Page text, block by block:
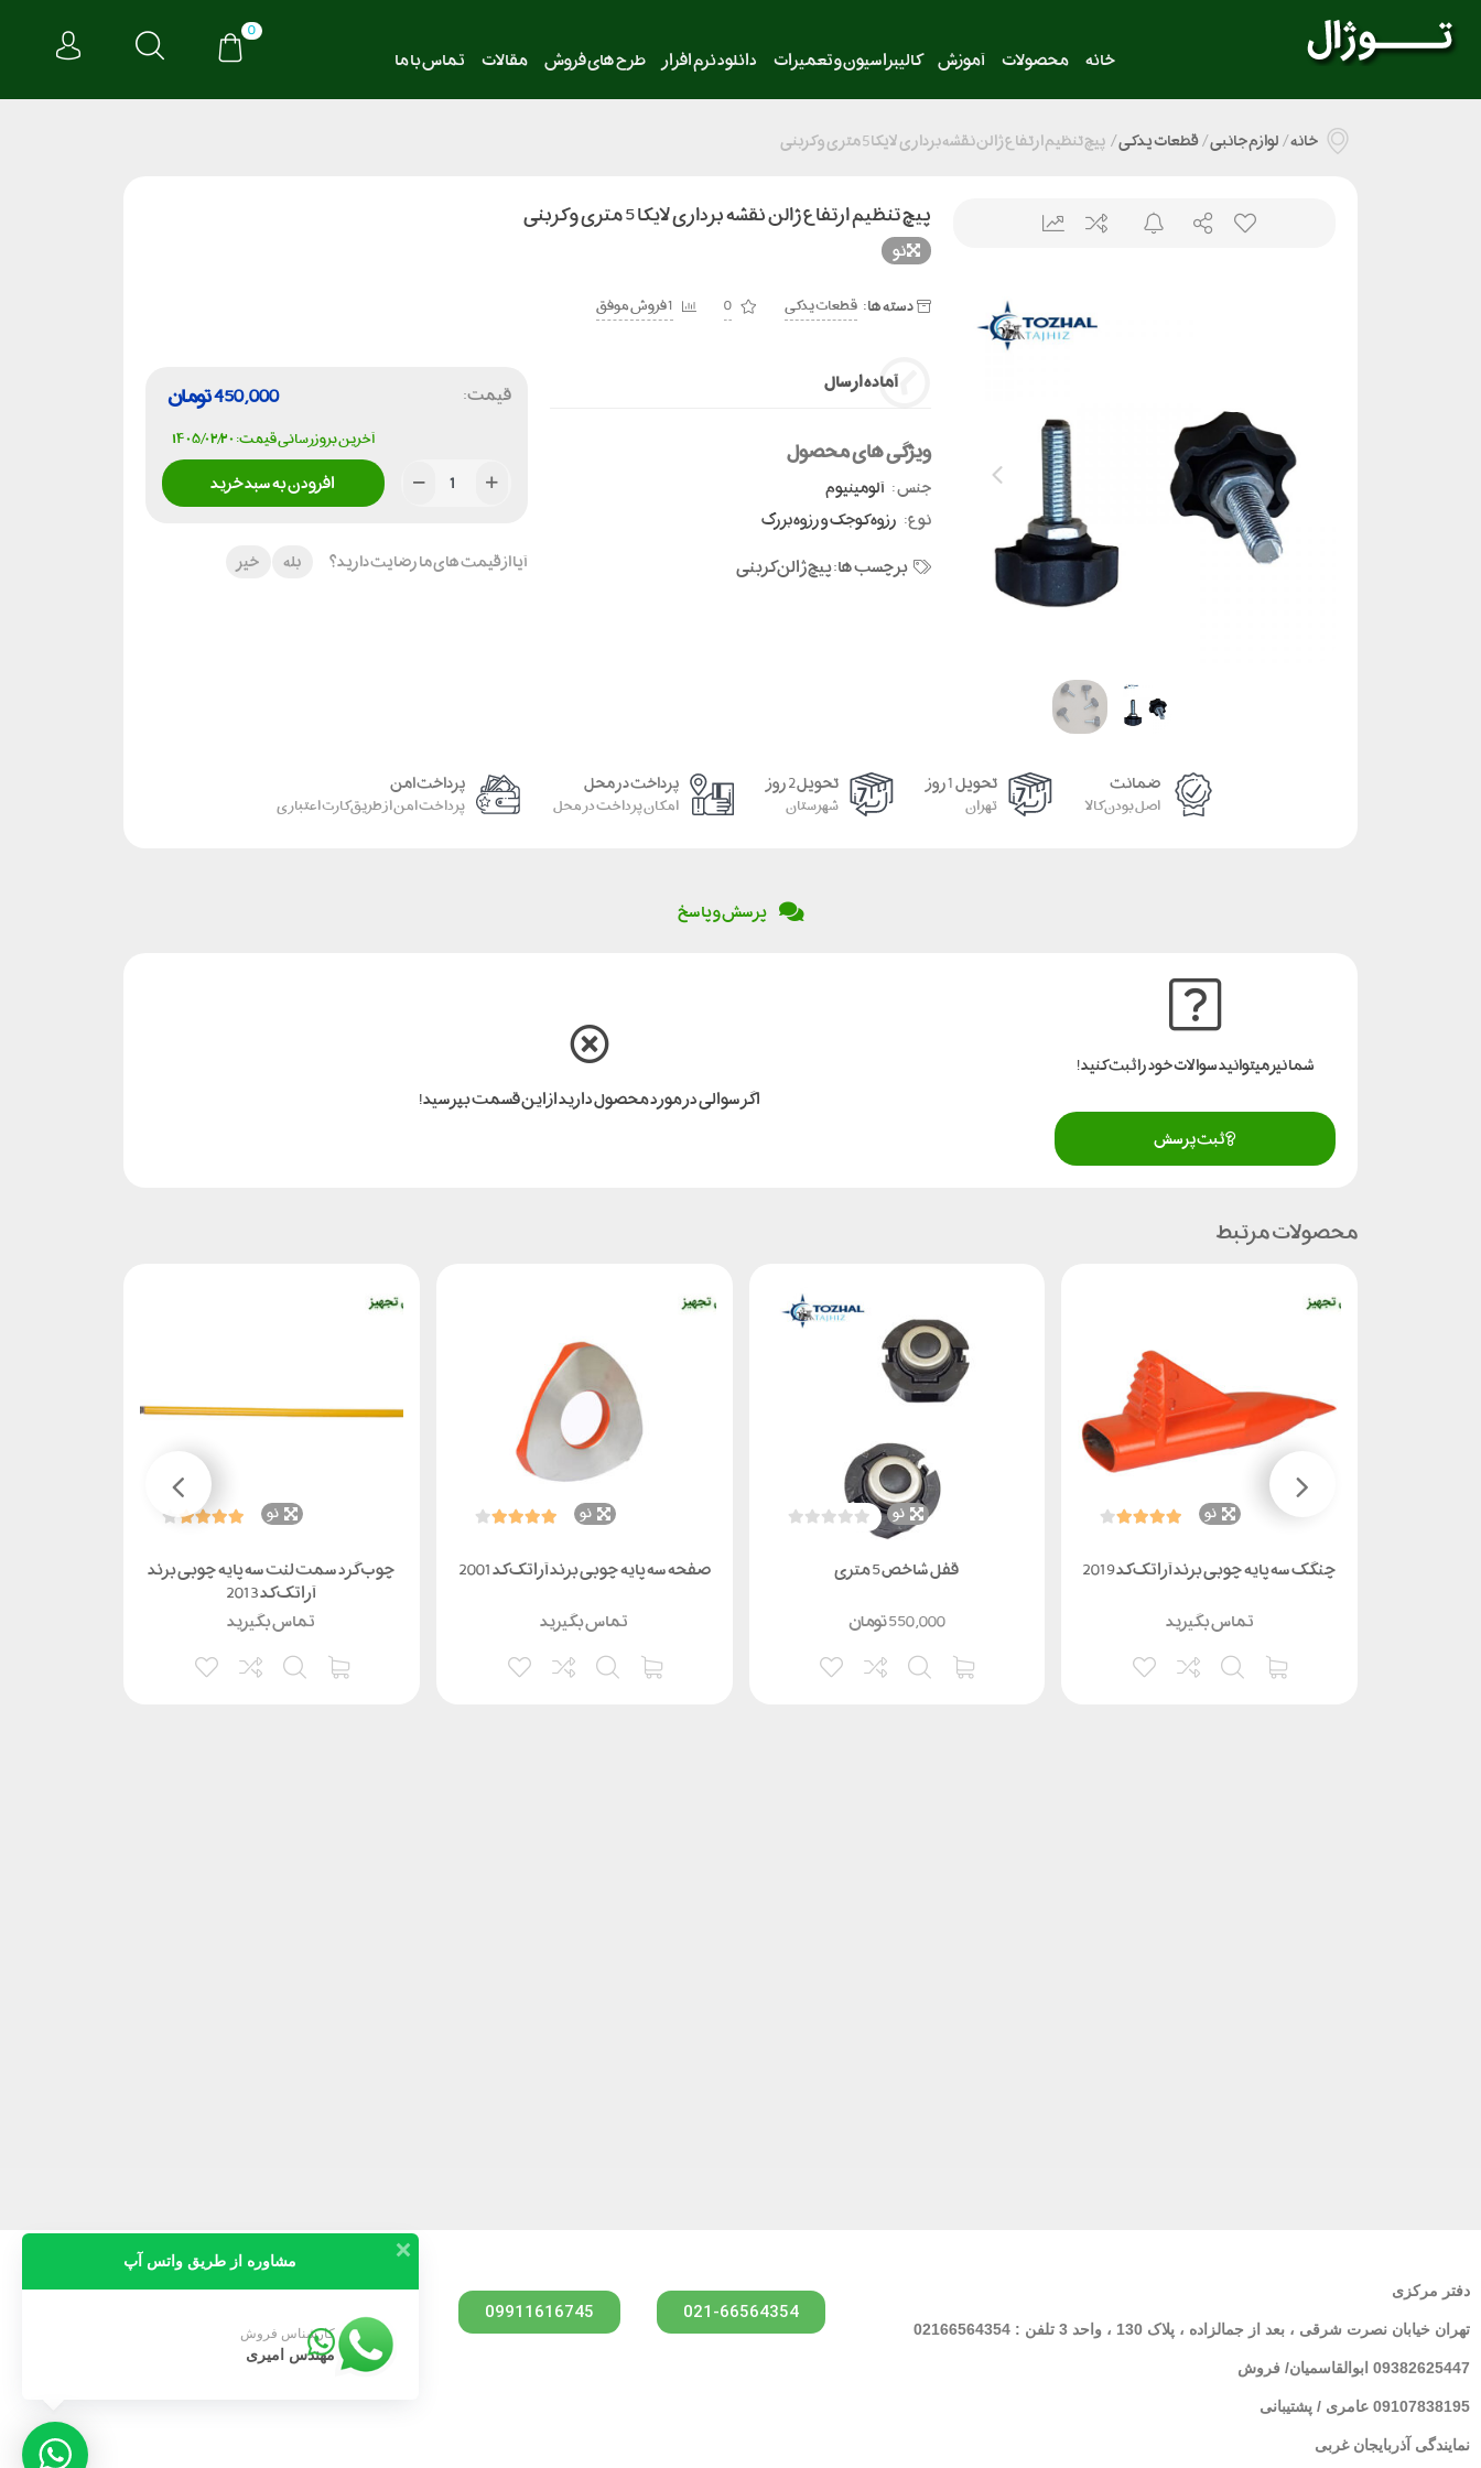
خانه محصولات آموزش کالیبراسیون و تعمیرات دانلود نرم افزار طرح های فروش مقالات تماس با ما
0
خانه/لوازم جانبی/قطعات یدکی/ پیچ تنظیم ارتفاع ژالن نقشه برداری لایکا 5 متری و کربنی
پیچ تنظیم ارتفاع ژالن نقشه برداری لایکا 5 متری و کربنی
نو
دسته ها: قطعات یدکی 0 1 فروش موفق
آماده ارسال
ویژگی های محصول
جنس : آلومینیوم
نوع: رزوه کوجک و رزوه بزرگ
برچسب ها:پیچ ژالن کربنی
قیمت: تومان450,000
آخرین بروزرسانی قیمت: ۱۴۰۵/۰۲/۲۰
افزودن به سبد خرید
آیا از قیمت های ما رضایت دارید؟ بله خیر
ضمانت
اصل بودن کالا
تحویل 1 روز
تهران
تحویل 2 روز
شهرستان
پرداخت در محل
امکان پرداخت در محل
پرداخت امن
پرداخت امن از طریق کارت اعتباری
پرسش و پاسخ
شما نیز میتوانید سوالات خود را ثبت کنید!
ثبت پرسش
اگر سوالی در مورد محصول دارید از این قسمت بپرسید!
محصولات مرتبط
نو
چنگک سه پایه چوبی برند آراتک کد 2019
تماس بگیرید
نو
قفل شاخص 5 متری
تومان550,000
نو
صفحه سه پایه چوبی برند آراتک کد 2001
تماس بگیرید
نو
چوب گرد سمت لنت سه پایه چوبی برند
آراتک کد 2013
تماس بگیرید
دفتر مرکزی
تهران خیابان نصرت شرقی ، بعد از جمالزاده ، پلاک 130 ، واحد 3 تلفن : 02166564354
09382625447 ابوالقاسمیان/ فروش
09107838195 عامری / پشتیبانی
نمایندگی آذربایجان غربی
021-66564354
09911616745
مشاوره از طریق واتس آپ
کارشناس فروش
مهندس امیری